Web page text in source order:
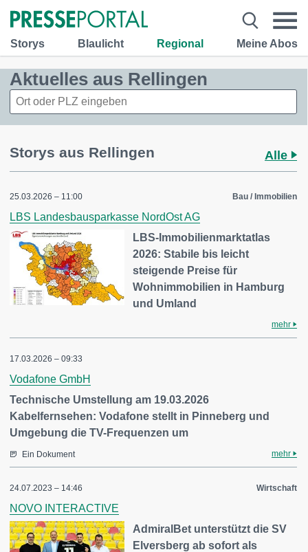
Storys Blaulicht Regional Meine Abos
Aktuelles aus Rellingen
Storys aus Rellingen Alle
25.03.2026 – 11:00 Bau / Immobilien
LBS Landesbausparkasse NordOst AG
LBS-Immobilienmarktatlas
2026: Stabile bis leicht
steigende Preise für
Wohnimmobilien in Hamburg
und Umland
mehr
17.03.2026 – 09:33
Vodafone GmbH
Technische Umstellung am 19.03.2026
Kabelfernsehen: Vodafone stellt in Pinneberg und
Umgebung die TV-Frequenzen um
Ein Dokument mehr
24.07.2023 – 14:46 Wirtschaft
NOVO INTERACTIVE
AdmiralBet unterstützt die SV
Elversberg ab sofort als